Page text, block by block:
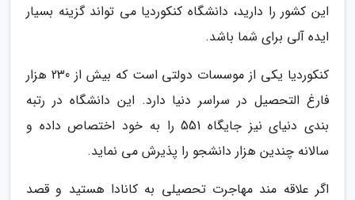
این کشور را دارید، دانشگاه کنکوردیا می تواند گزینه بسیار
ایده آلی برای شما باشد.
کنکوردیا یکی از موسسات دولتی است که بیش از 230 هزار
فارغ التحصیل در سراسر دنیا دارد. این دانشگاه در رتبه
بندی دنیای نیز جایگاه 551 را به خود اختصاص داده و
سالانه چندین هزار دانشجو را پذیرش می نماید.
اگر علاقه مند مهاجرت تحصیلی به کانادا هستید و قصد